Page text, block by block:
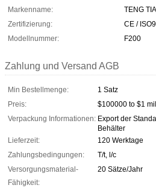
Markenname:
TENG
Zertifizierung:
CE /
Modellnummer:
F200
Zahlung und Versand AGB
Min Bestellmenge:
1 Satz
Preis:
$100000 to $1
Verpackung Informationen: Export der
Behälter
Lieferzeit:
120 Werktage
Zahlungsbedingungen:
T/t, l/c
Versorgungsmaterial-
Fähigkeit:
20 Sätze/Jahr